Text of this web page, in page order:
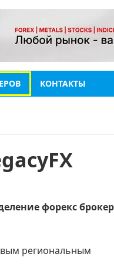
КОНТАКТЫ
форекс
региональным